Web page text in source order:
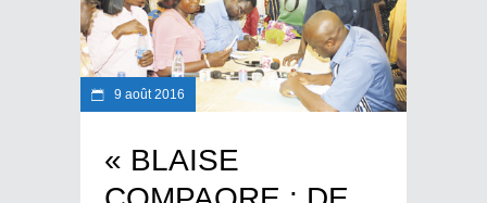
9 août 2016
« BLAISE